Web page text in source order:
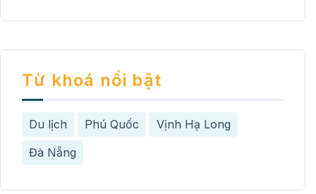
Từ khoá nổi bật
Du lịch Phú Quốc
Vịnh Hạ Long
Đà Nẵng